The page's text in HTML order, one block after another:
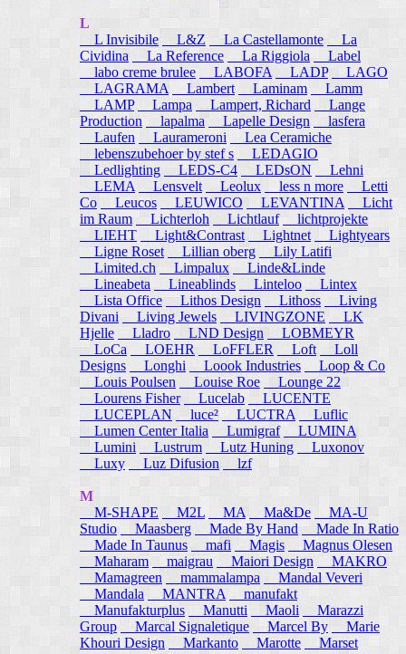
L
L Invisibile
L&Z La Castellamonte
La
Cividina
La Reference La Riggiola
Label
labo creme brulee
LABOFA LADP
LAGO
LAGRAMA
Lambert Laminam
Lamm
LAMP
Lampa Lampert, Richard
Lange
Production
lapalma Lapelle Design
lasfera
Laufen
Laurameroni
Lea Ceramiche
lebenszubehoer by stef s
LEDAGIO
Ledlighting
LEDS-C4 LEDsON
Lehni
LEMA
Lensvelt Leolux less n more
Letti
Co
Leucos LEUWICO LEVANTINA
Licht
im Raum
Lichterloh Lichtlauf lichtprojekte
LIEHT
Light&Contrast Lightnet
Lightyears
Ligne Roset
Lillian oberg
Lily Latifi
Limited.ch
Limpalux
Linde&Linde
Lineabeta
Lineablinds Linteloo
Lintex
Lista Office Lithos Design Lithoss
Living
Divani
Living Jewels LIVINGZONE
LK
Hjelle
Lladro LND Design
LOBMEYR
LoCa
LOEHR LoFFLER Loft
Loll
Designs
Longhi Loook Industries
Loop & Co
Louis Poulsen
Louise Roe
Lounge 22
Lourens Fisher
Lucelab
LUCENTE
LUCEPLAN
luce² LUCTRA
Luflic
Lumen Center Italia
Lumigraf
LUMINA
Lumini
Lustrum Lutz Huning
Luxonov
Luxy
Luz Difusion lzf
M
M-SHAPE
M2L MA Ma&De
MA-U
Studio
Maasberg Made By Hand
Made In Ratio
Made In Taunus
mafi Magis
Magnus Olesen
Maharam
maigrau Maiori Design
MAKRO
Mamagreen
mammalampa
Mandal Veveri
Mandala
MANTRA
manufakt
Manufakturplus
Manutti Maoli
Marazzi
Group
Marcal Signaletique Marcel By
Marie
Khouri Design
Markanto Marotte
Marset